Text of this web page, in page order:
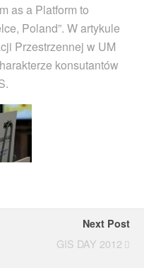
as a Platform to
Poland”. W artykule
Przestrzennej w UM
konsutantów
Next Post
GIS DAY 2012